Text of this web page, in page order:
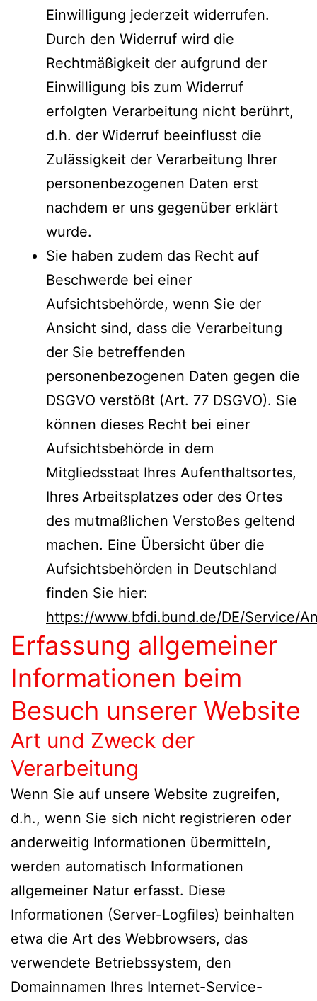
Einwilligung jederzeit widerrufen.
Durch den Widerruf wird die
Rechtmäßigkeit der aufgrund der
Einwilligung bis zum Widerruf
erfolgten Verarbeitung nicht berührt,
d.h. der Widerruf beeinflusst die
Zulässigkeit der Verarbeitung Ihrer
personenbezogenen Daten erst
nachdem er uns gegenüber erklärt
wurde.
Sie haben zudem das Recht auf
Beschwerde bei einer
Aufsichtsbehörde, wenn Sie der
Ansicht sind, dass die Verarbeitung
der Sie betreffenden
personenbezogenen Daten gegen die
DSGVO verstößt (Art. 77 DSGVO). Sie
können dieses Recht bei einer
Aufsichtsbehörde in dem
Mitgliedsstaat Ihres Aufenthaltsortes,
Ihres Arbeitsplatzes oder des Ortes
des mutmaßlichen Verstoßes geltend
machen. Eine Übersicht über die
Aufsichtsbehörden in Deutschland
finden Sie hier:
https://www.bfdi.bund.de/DE/Service/
Erfassung allgemeiner
Informationen beim
Besuch unserer Website
Art und Zweck der
Verarbeitung
Wenn Sie auf unsere Website zugreifen,
d.h., wenn Sie sich nicht registrieren oder
anderweitig Informationen übermitteln,
werden automatisch Informationen
allgemeiner Natur erfasst. Diese
Informationen (Server-Logfiles) beinhalten
etwa die Art des Webbrowsers, das
verwendete Betriebssystem, den
Domainnamen Ihres Internet-Service-